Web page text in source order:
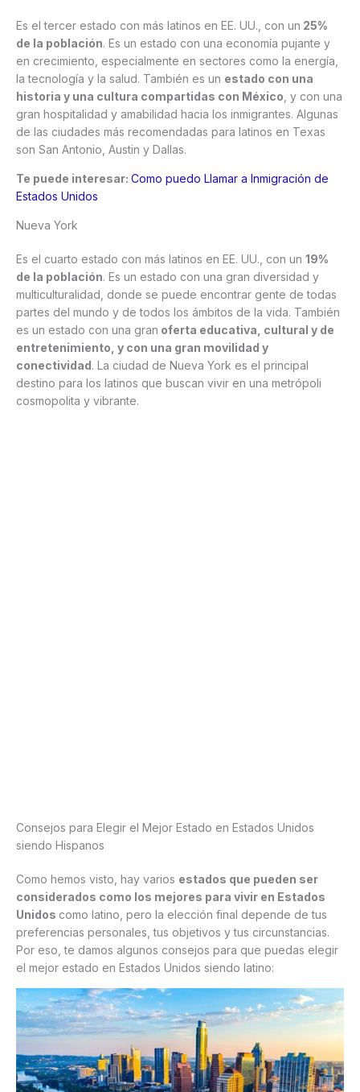
Es el tercer estado con más latinos en EE. UU., con un 25%
de la población. Es un estado con una economía pujante y
en crecimiento, especialmente en sectores como la energía,
la tecnología y la salud. También es un estado con una
historia y una cultura compartidas con México , y con una
gran hospitalidad y amabilidad hacia los inmigrantes. Algunas
de las ciudades más recomendadas para latinos en Texas
son San Antonio, Austin y Dallas.
Te puede interesar: Como puedo Llamar a Inmigración de
Estados Unidos
Nueva York
Es el cuarto estado con más latinos en EE. UU., con un 19%
de la población. Es un estado con una gran diversidad y
multiculturalidad, donde se puede encontrar gente de todas
partes del mundo y de todos los ámbitos de la vida. También
es un estado con una gran oferta educativa, cultural y de
entretenimiento, y con una gran movilidad y
conectividad. La ciudad de Nueva York es el principal
destino para los latinos que buscan vivir en una metrópoli
cosmopolita y vibrante.
Consejos para Elegir el Mejor Estado en Estados Unidos
siendo Hispanos
Como hemos visto, hay varios estados que pueden ser
considerados como los mejores para vivir en Estados
Unidos como latino, pero la elección final depende de tus
preferencias personales, tus objetivos y tus circunstancias.
Por eso, te damos algunos consejos para que puedas elegir
el mejor estado en Estados Unidos siendo latino: